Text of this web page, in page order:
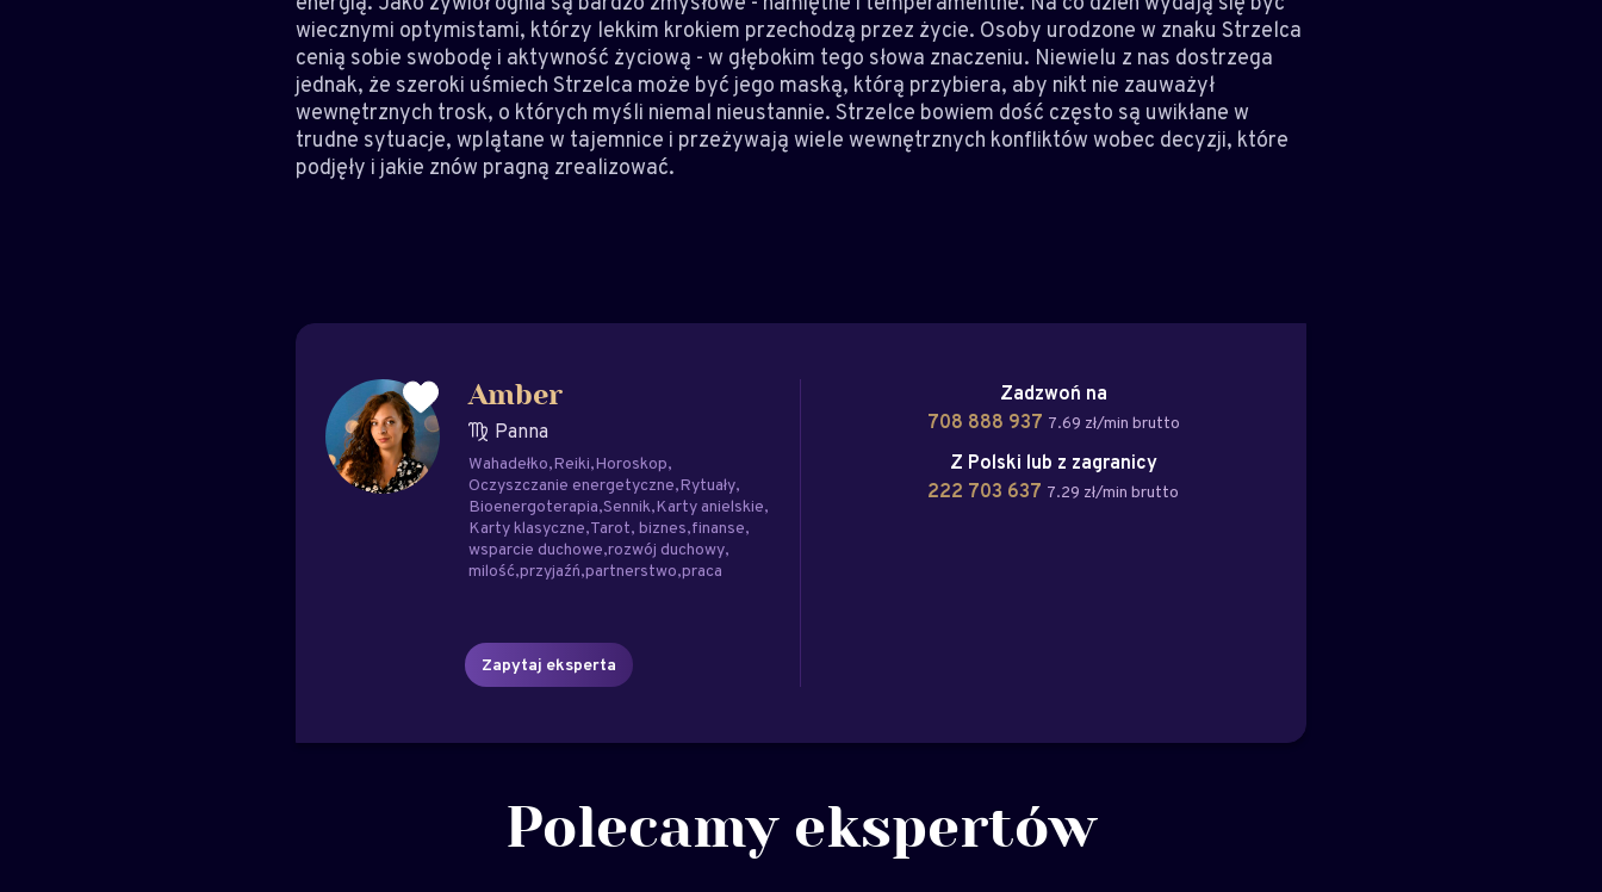
wiecznymi optymistami, którzy lekkim krokiem przechodzą przez życie. Osoby urodzone w znaku Strzelca
cenią sobie swobodę i aktywność życiową - w głębokim tego słowa znaczeniu. Niewielu z nas dostrzega
jednak, że szeroki uśmiech Strzelca może być jego maską, którą przybiera, aby nikt nie zauważył
wewnętrznych trosk, o których myśli niemal nieustannie. Strzelce bowiem dość często są uwikłane w
trudne sytuacje, wplątane w tajemnice i przeżywają wiele wewnętrznych konfliktów wobec decyzji, które
podjęły i jakie znów pragną zrealizować.
Amber
Panna
Wahadełko Reiki Horoskop
Oczyszczanie energetyczne Rytuały
Bioenergoterapia Sennik Karty anielskie
Karty klasyczne Tarot biznes finanse
wsparcie duchowe rozwój duchowy
milość przyjaźń partnerstwo praca
Zapytaj eksperta
Zadzwoń na
708 888 937 7.69 zł/min brutto
Z Polski lub z zagranicy
222 703 637 7.29 zł/min brutto
Polecamy ekspertów